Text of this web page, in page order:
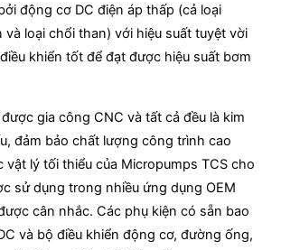
động cơ DC điện áp thấp (cả loại
loại chổi than) với hiệu suất tuyệt vời
khiển tốt để đạt được hiệu suất bơm
gia công CNC và tất cả đều là kim
đảm bảo chất lượng công trình cao
vật lý tối thiểu của Micropumps TCS cho
sử dụng trong nhiều ứng dụng OEM
cân nhắc. Các phụ kiện có sẵn bao
và bộ điều khiển động cơ, đường ống,